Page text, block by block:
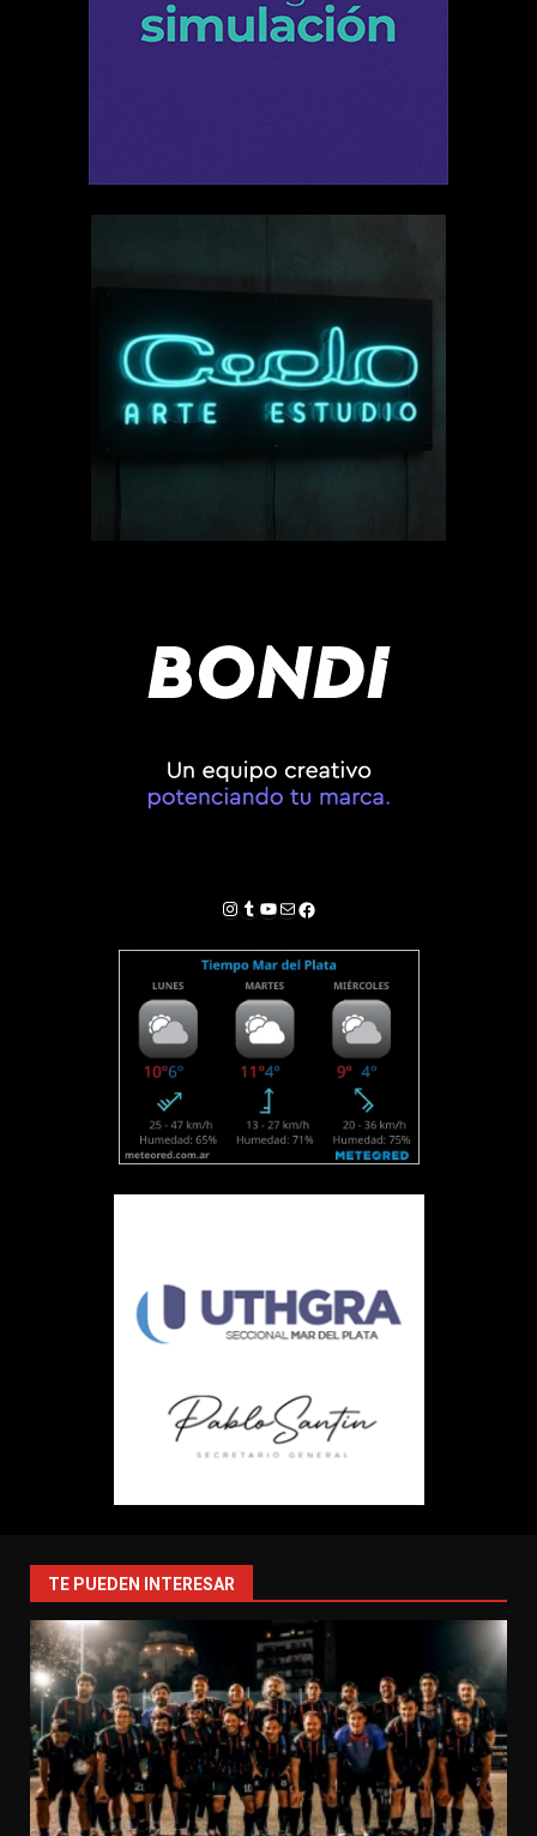
Instagram
Tumblr
YouTube
Correo electrónico
Facebook
TE PUEDEN INTERESAR